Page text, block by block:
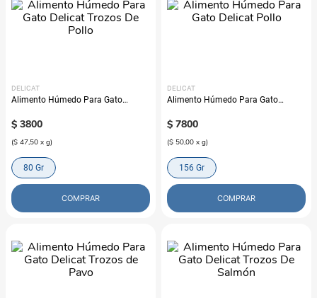
DELICAT
Alimento Húmedo Para Gato
$ 3800
($ 47,50 x g)
80 Gr
COMPRAR
DELICAT
Alimento Húmedo Para Gato
$ 7800
($ 50,00 x g)
156 Gr
COMPRAR